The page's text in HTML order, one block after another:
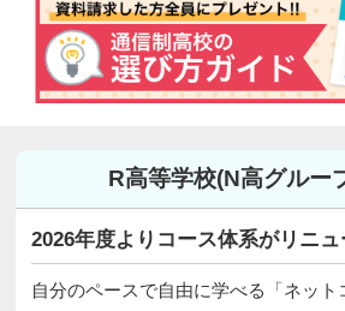
R高等学校(N高グルー
2026年度よりコース体系がリニュ
自分のペースで自由に学べる「ネット